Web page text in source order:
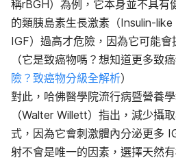
稱rBGH）為例，它本身並不具有
的類胰島素生長激素（Insulin-
IGF）過高才危險，因為它可能會
（它是致癌物嗎？想知道更多致
險？致癌物分級全解析）
對此，哈佛醫學院流行病暨營養
（Walter Willett）指出，減少攝
式，因為它會刺激體內分泌更多
射不會是唯一的因素，選擇天然